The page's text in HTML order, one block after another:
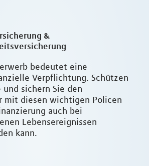
&
bedeutet eine
Verpflichtung. Schützen
und sichern Sie den
mit diesen wichtigen Policen
auch bei
Lebensereignissen
kann.